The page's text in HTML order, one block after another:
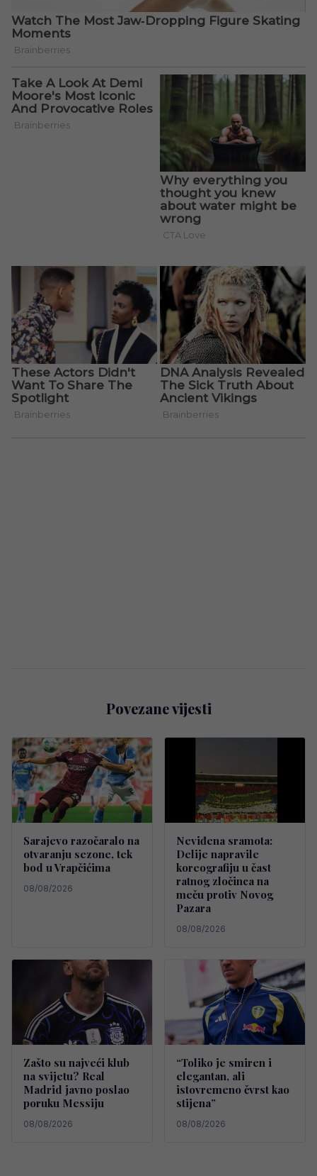
Povezane vijesti
Sarajevo razočaralo na
otvaranju sezone, tek
bod u Vrapčićima
08/08/2026
Neviđena sramota:
Delije napravile
koreografiju u čast
ratnog zločinca na
meču protiv Novog
Pazara
08/08/2026
Zašto su najveći klub
na svijetu? Real
Madrid javno poslao
poruku Messiju
08/08/2026
“Toliko je smiren i
elegantan, ali
istovremeno čvrst kao
stijena”
08/08/2026